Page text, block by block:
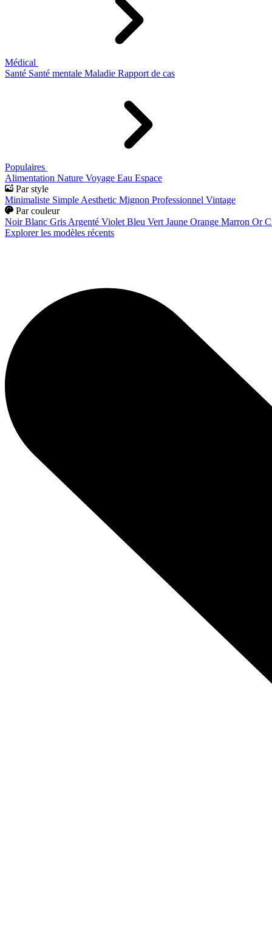
Médical
Santé Santé mentale Maladie Rapport de cas
Populaires
Alimentation Nature Voyage Eau Espace
Par style
Minimaliste Simple Aesthetic Mignon Professionnel Vintage
Par couleur
Noir Blanc Gris Argenté Violet Bleu Vert Jaune Orange Marron Or
Explorer les modèles récents